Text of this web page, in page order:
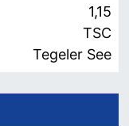
1,15
TSC
Tegeler See